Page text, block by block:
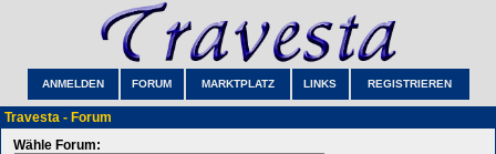
ANMELDEN FORUM MARKTPLATZ LINKS REGISTRIEREN
Travesta - Forum
Wähle Forum: